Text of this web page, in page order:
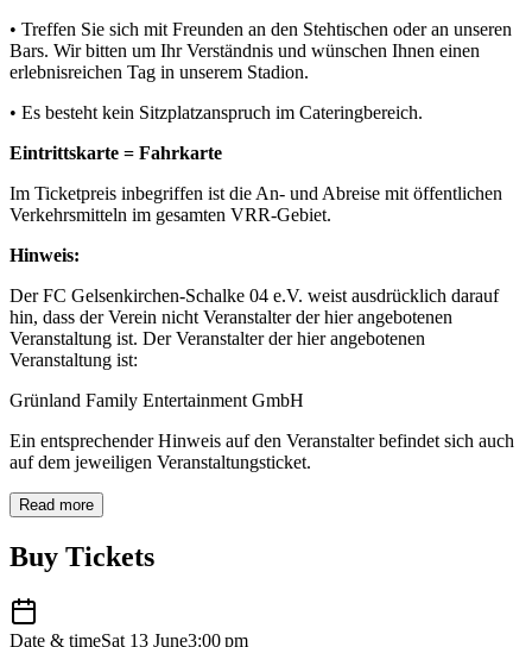
• Treffen Sie sich mit Freunden an den Stehtischen oder an unseren
Bars. Wir bitten um Ihr Verständnis und wünschen Ihnen einen
erlebnisreichen Tag in unserem Stadion.
• Es besteht kein Sitzplatzanspruch im Cateringbereich.
Eintrittskarte = Fahrkarte
Im Ticketpreis inbegriffen ist die An- und Abreise mit öffentlichen
Verkehrsmitteln im gesamten VRR-Gebiet.
Hinweis:
Der FC Gelsenkirchen-Schalke 04 e.V. weist ausdrücklich darauf
hin, dass der Verein nicht Veranstalter der hier angebotenen
Veranstaltung ist. Der Veranstalter der hier angebotenen
Veranstaltung ist:
Grünland Family Entertainment GmbH
Ein entsprechender Hinweis auf den Veranstalter befindet sich auch
auf dem jeweiligen Veranstaltungsticket.
Read more
Buy Tickets
Date & timeSat 13 June3:00 pm